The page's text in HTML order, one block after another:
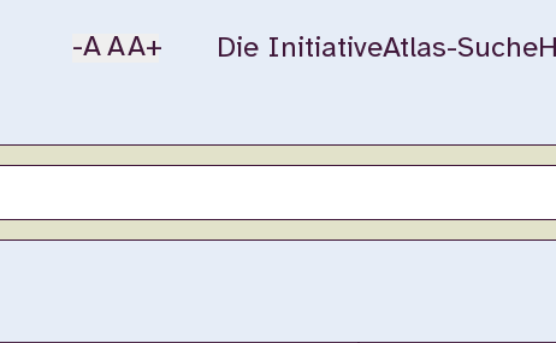
-A AA+ Die InitiativeAtlas-Suche